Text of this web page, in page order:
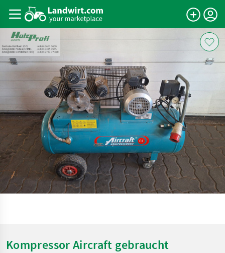
Kompressor Aircraft gebraucht